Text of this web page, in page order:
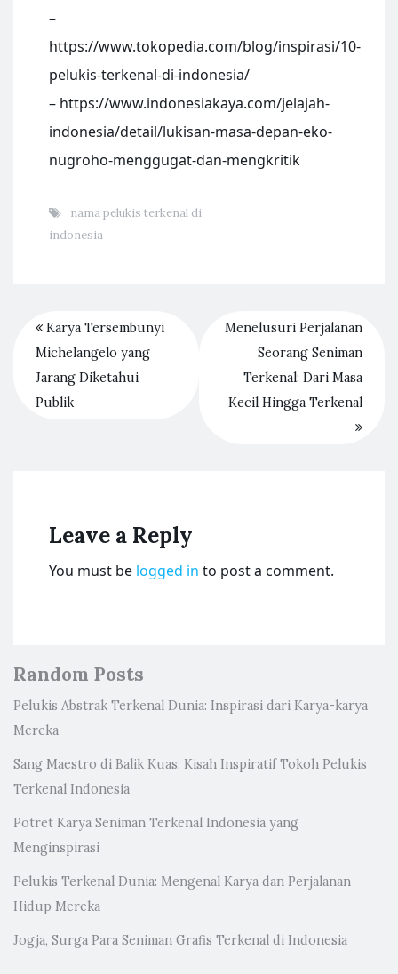
–
https://www.tokopedia.com/blog/inspirasi/10-
pelukis-terkenal-di-indonesia/
– https://www.indonesiakaya.com/jelajah-
indonesia/detail/lukisan-masa-depan-eko-
nugroho-menggugat-dan-mengkritik
nama pelukis terkenal di
indonesia
Karya Tersembunyi
Michelangelo yang
Jarang Diketahui
Publik
Menelusuri Perjalanan
Seorang Seniman
Terkenal: Dari Masa
Kecil Hingga Terkenal
Leave a Reply
You must be logged in to post a comment.
Random Posts
Pelukis Abstrak Terkenal Dunia: Inspirasi dari Karya-karya
Mereka
Sang Maestro di Balik Kuas: Kisah Inspiratif Tokoh Pelukis
Terkenal Indonesia
Potret Karya Seniman Terkenal Indonesia yang
Menginspirasi
Pelukis Terkenal Dunia: Mengenal Karya dan Perjalanan
Hidup Mereka
Jogja, Surga Para Seniman Grafis Terkenal di Indonesia